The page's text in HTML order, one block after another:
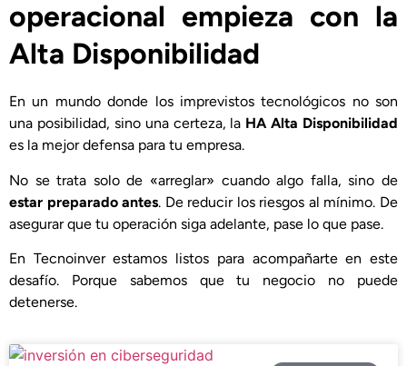
operacional empieza con la
Alta Disponibilidad
En un mundo donde los imprevistos tecnológicos no son
una posibilidad, sino una certeza, la HA Alta Disponibilidad
es la mejor defensa para tu empresa.
No se trata solo de «arreglar» cuando algo falla, sino de
estar preparado antes. De reducir los riesgos al mínimo. De
asegurar que tu operación siga adelante, pase lo que pase.
En Tecnoinver estamos listos para acompañarte en este
desafío. Porque sabemos que tu negocio no puede
detenerse.